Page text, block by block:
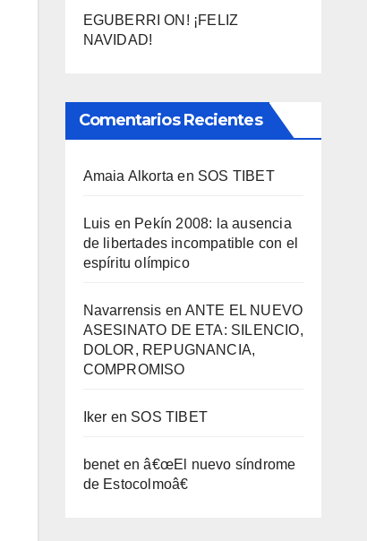
EGUBERRI ON! ¡FELIZ
NAVIDAD!
Comentarios Recientes
Amaia Alkorta en SOS TIBET
Luis en Pekí­n 2008: la ausencia
de libertades incompatible con el
espí­ritu olí­mpico
Navarrensis en ANTE EL NUEVO
ASESINATO DE ETA: SILENCIO,
DOLOR, REPUGNANCIA,
COMPROMISO
Iker en SOS TIBET
benetenâ€œEl nuevo sí­ndrome
de Estocolmoâ€